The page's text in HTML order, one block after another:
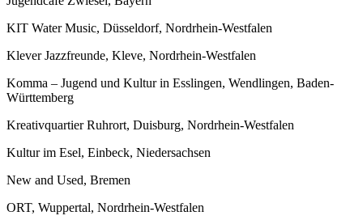
KIT Water Music, Düsseldorf, Nordrhein-Westfalen
Klever Jazzfreunde, Kleve, Nordrhein-Westfalen
Komma – Jugend und Kultur in Esslingen, Wendlingen, Baden-
Württemberg
Kreativquartier Ruhrort, Duisburg, Nordrhein-Westfalen
Kultur im Esel, Einbeck, Niedersachsen
New and Used, Bremen
ORT, Wuppertal, Nordrhein-Westfalen